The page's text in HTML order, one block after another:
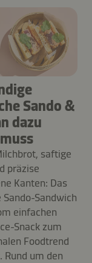
Sando &
dazu
saftige
präzise
Kanten: Das
Sando-Sandwich
einfachen
Snack zum
Foodtrend
um den